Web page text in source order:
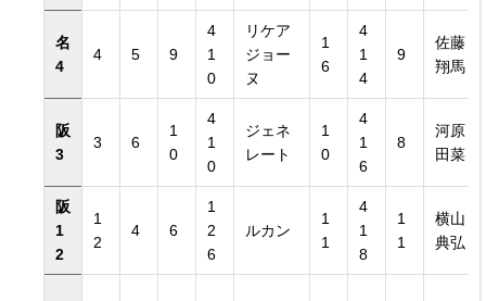
名
4
4 5 9
4
1
0
リケア
ジョー
ヌ
1
6
4
1
4
9
佐藤
翔馬
阪
3
3 6
1
0
4
1
0
ジェネ
レート
1
0
4
1
6
8
河原
田菜
阪
1
2
1
2
4 6
1
2
6
ルカン
1
1
4
1
8
1
1
横山
典弘